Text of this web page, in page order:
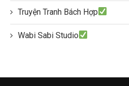
Truyện Tranh Bách Hợp
Wabi Sabi Studio